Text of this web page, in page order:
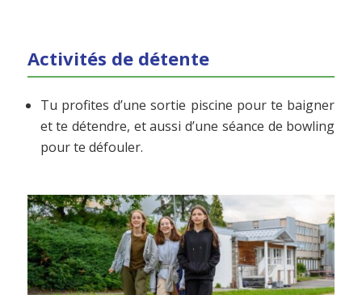
Activités de détente
Tu profites d’une sortie piscine pour te baigner
et te détendre, et aussi d’une séance de bowling
pour te défouler.